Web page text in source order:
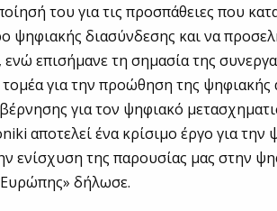
του για τις προσπάθειες που
ψηφιακής διασύνδεσης και να
επισήμανε τη σημασία της
για την προώθηση της ψηφιακής
για τον ψηφιακό
αποτελεί ένα κρίσιμο έργο για την
ενίσχυση της παρουσίας μας στην
Ευρώπης» δήλωσε.